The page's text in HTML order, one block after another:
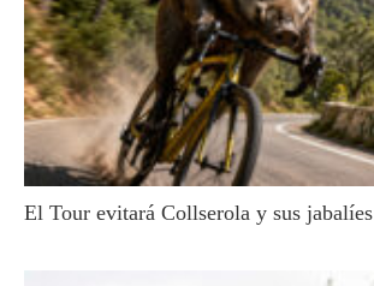
El Tour evitará Collserola y sus jabalíes